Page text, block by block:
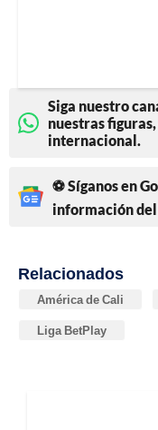
Siga nuestro
nuestras
internacional.
⚽ Síganos en
información
Relacionados
América de Cali
Liga BetPlay